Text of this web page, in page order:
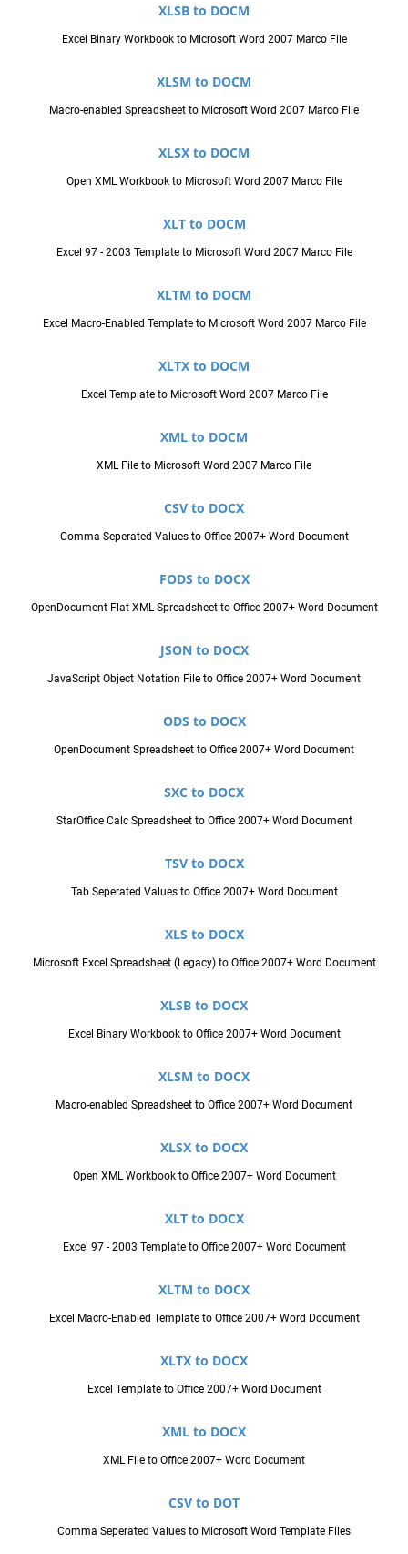
XLSB to DOCM
Excel Binary Workbook to Microsoft Word 2007 Marco File
XLSM to DOCM
Macro-enabled Spreadsheet to Microsoft Word 2007 Marco File
XLSX to DOCM
Open XML Workbook to Microsoft Word 2007 Marco File
XLT to DOCM
Excel 97 - 2003 Template to Microsoft Word 2007 Marco File
XLTM to DOCM
Excel Macro-Enabled Template to Microsoft Word 2007 Marco File
XLTX to DOCM
Excel Template to Microsoft Word 2007 Marco File
XML to DOCM
XML File to Microsoft Word 2007 Marco File
CSV to DOCX
Comma Seperated Values to Office 2007+ Word Document
FODS to DOCX
OpenDocument Flat XML Spreadsheet to Office 2007+ Word Document
JSON to DOCX
JavaScript Object Notation File to Office 2007+ Word Document
ODS to DOCX
OpenDocument Spreadsheet to Office 2007+ Word Document
SXC to DOCX
StarOffice Calc Spreadsheet to Office 2007+ Word Document
TSV to DOCX
Tab Seperated Values to Office 2007+ Word Document
XLS to DOCX
Microsoft Excel Spreadsheet (Legacy) to Office 2007+ Word Document
XLSB to DOCX
Excel Binary Workbook to Office 2007+ Word Document
XLSM to DOCX
Macro-enabled Spreadsheet to Office 2007+ Word Document
XLSX to DOCX
Open XML Workbook to Office 2007+ Word Document
XLT to DOCX
Excel 97 - 2003 Template to Office 2007+ Word Document
XLTM to DOCX
Excel Macro-Enabled Template to Office 2007+ Word Document
XLTX to DOCX
Excel Template to Office 2007+ Word Document
XML to DOCX
XML File to Office 2007+ Word Document
CSV to DOT
Comma Seperated Values to Microsoft Word Template Files